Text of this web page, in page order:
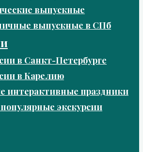
выпускные
выпускные в СПб
в Санкт-Петербурге
в Карелию
интерактивные праздники
экскурсии